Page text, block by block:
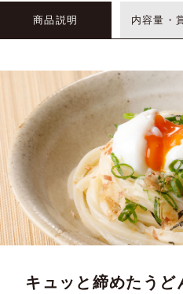
商品説明 内容量・
キュッと締めたうど